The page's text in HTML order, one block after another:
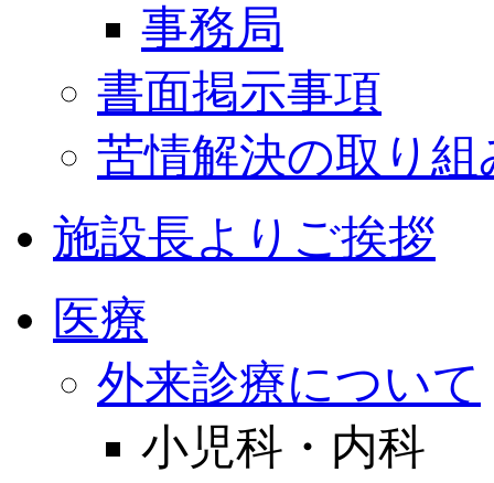
事務局
書面掲示事項
苦情解決の取り組
施設長よりご挨拶
医療
外来診療について
小児科・内科